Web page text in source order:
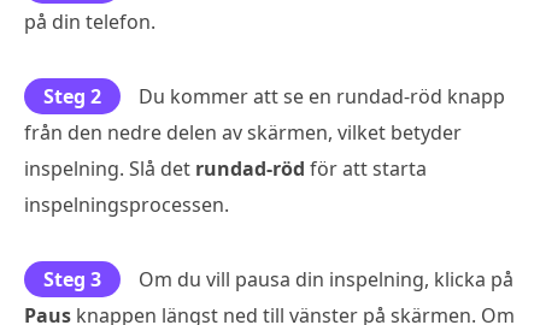
på din telefon.
Steg 2
Du kommer att se en rundad-röd knapp
från den nedre delen av skärmen, vilket betyder
inspelning. Slå det rundad-röd för att starta
inspelningsprocessen.
Steg 3
Om du vill pausa din inspelning, klicka på
Paus knappen längst ned till vänster på skärmen. Om